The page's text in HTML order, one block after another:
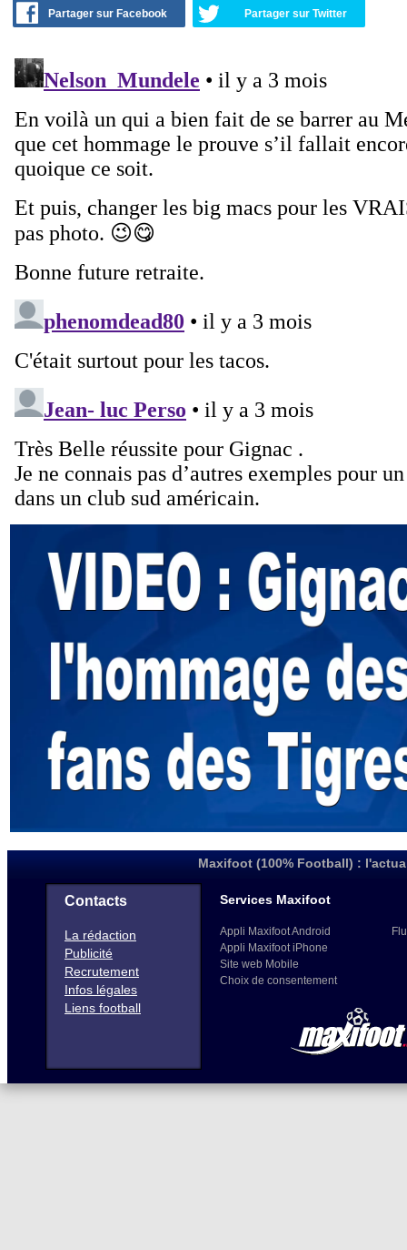
Partager sur Facebook Partager sur Twitter
Maxifoot (100% Football) :
Contacts
La rédaction
Publicité
Recrutement
Infos légales
Liens football
Services Maxifoot
Appli Maxifoot Android
Appli Maxifoot iPhone
Site web Mobile
Choix de consentement